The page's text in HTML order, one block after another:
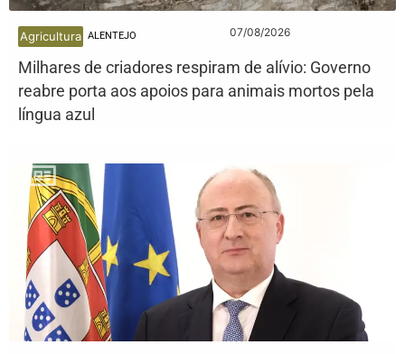
Agricultura ALENTEJO 07/08/2026
Milhares de criadores respiram de alívio: Governo
reabre porta aos apoios para animais mortos pela
língua azul